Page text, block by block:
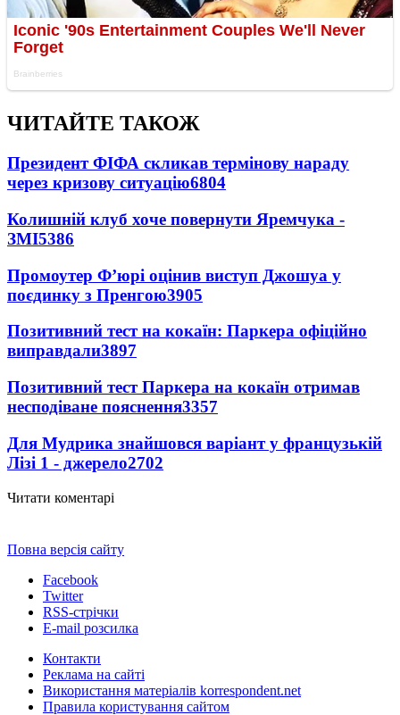
ЧИТАЙТЕ ТАКОЖ
Президент ФІФА скликав термінову нараду
через кризову ситуацію6804
Колишній клуб хоче повернути Яремчука -
ЗМІ5386
Промоутер Ф’юрі оцінив виступ Джошуа у
поєдинку з Пренгою3905
Позитивний тест на кокаїн: Паркера офіційно
виправдали3897
Позитивний тест Паркера на кокаїн отримав
несподіване пояснення3357
Для Мудрика знайшовся варіант у французькій
Лізі 1 - джерело2702
Читати коментарі
Повна версія сайту
Facebook
Twitter
RSS-стрічки
E-mail розсилка
Контакти
Реклама на сайті
Використання матеріалів korrespondent.net
Правила користування сайтом